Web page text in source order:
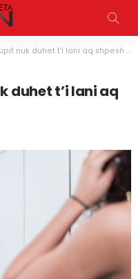
duhet t’i lani aq shpesh sa mendoni
duhet t’i lani aq